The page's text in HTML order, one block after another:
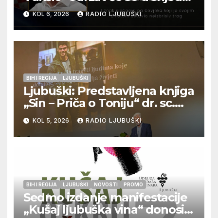
12. kolovoza u Otoku
KOL 6, 2026 RADIO LJUBUŠKI
BIH I REGIJA LJUBUŠKI
Ljubuški: Predstavljena knjiga
„Sin – Priča o Toniju“ dr. sc.
Zdenka Hercega
KOL 5, 2026 RADIO LJUBUŠKI
BIH I REGIJA LJUBUŠKI NOVOSTI PROMO
Sedmo izdanje manifestacije
„Kušaj ljubuška vina“ donosi